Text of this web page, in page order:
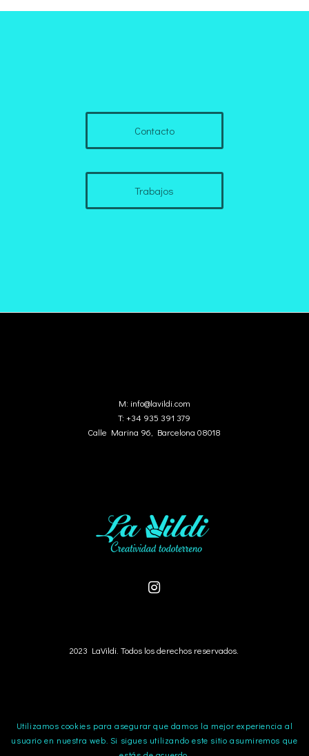
Contacto
Trabajos
M: info@lavildi.com
T: +34 935 391 379
Calle Marina 96, Barcelona 08018
2023 LaVildi. Todos los derechos reservados.
Utilizamos cookies para asegurar que damos la mejor experiencia al
usuario en nuestra web. Si sigues utilizando este sitio asumiremos que